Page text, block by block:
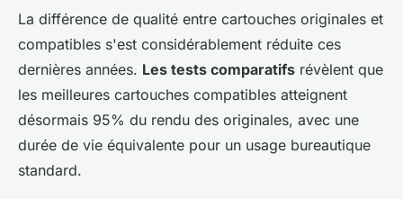
La différence de qualité entre cartouches originales et
compatibles s'est considérablement réduite ces
dernières années. Les tests comparatifs révèlent que
les meilleures cartouches compatibles atteignent
désormais 95% du rendu des originales, avec une
durée de vie équivalente pour un usage bureautique
standard.